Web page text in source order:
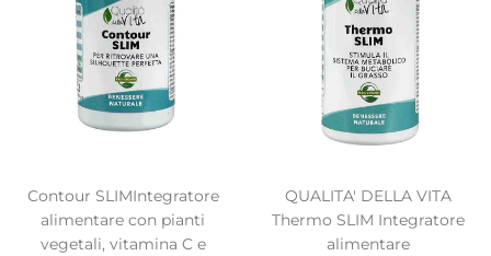
Contour SLIMIntegratore
alimentare con pianti
vegetali, vitamina C e
QUALITA' DELLA VITA
Thermo SLIM Integratore
alimentare